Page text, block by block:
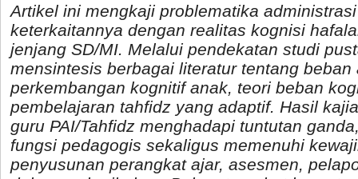
Artikel ini mengkaji problematika
keterkaitannya dengan realitas kognisi
jenjang SD/MI. Melalui pendekatan studi
mensintesis berbagai literatur tentang
perkembangan kognitif anak, teori beban
pembelajaran tahfidz yang adaptif. Hasil
guru PAI/Tahfidz menghadapi tuntutan
fungsi pedagogis sekaligus memenuhi
penyusunan perangkat ajar, asesmen,